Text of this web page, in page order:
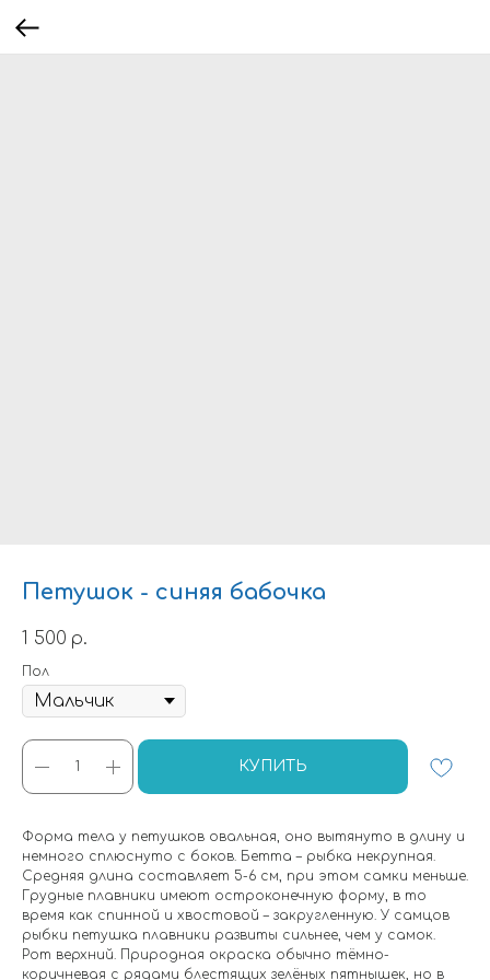
Петушок - синяя бабочка
1 500 р.
Пол
КУПИТЬ
Форма тела у петушков овальная, оно вытянуто в длину и
немного сплюснуто с боков. Бетта – рыбка некрупная.
Средняя длина составляет 5-6 см, при этом самки меньше.
Грудные плавники имеют остроконечную форму, в то
время как спинной и хвостовой – закругленную. У самцов
рыбки петушка плавники развиты сильнее, чем у самок.
Рот верхний. Природная окраска обычно тёмно-
коричневая с рядами блестящих зелёных пятнышек, но в